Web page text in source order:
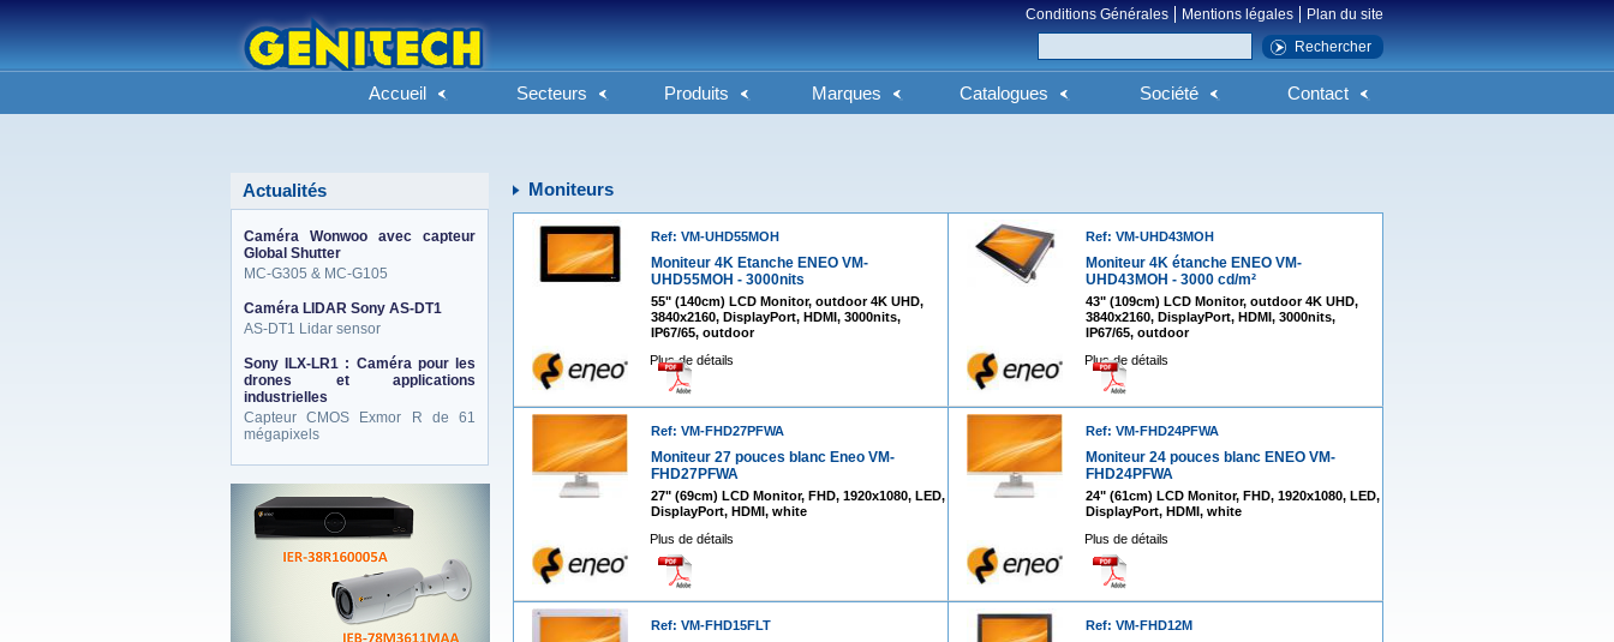
Conditions Générales Mentions légales Plan du site
Accueil Secteurs Produits Marques Catalogues Société Contact
Actualités
Caméra Wonwoo avec capteur
Global Shutter
MC-G305 & MC-G105
Caméra LIDAR Sony AS-DT1
AS-DT1 Lidar sensor
Sony ILX-LR1 : Caméra pour les
drones et applications
industrielles
Capteur CMOS Exmor R de 61
mégapixels
Moniteurs
Ref: VM-UHD55MOH
Moniteur 4K Etanche ENEO VM-
UHD55MOH - 3000nits
55" (140cm) LCD Monitor, outdoor 4K UHD,
3840x2160, DisplayPort, HDMI, 3000nits,
IP67/65, outdoor
Plus de détails
Ref: VM-UHD43MOH
Moniteur 4K étanche ENEO VM-
UHD43MOH - 3000 cd/m²
43" (109cm) LCD Monitor, outdoor 4K UHD,
3840x2160, DisplayPort, HDMI, 3000nits,
IP67/65, outdoor
Plus de détails
Ref: VM-FHD27PFWA
Moniteur 27 pouces blanc Eneo VM-
FHD27PFWA
27" (69cm) LCD Monitor, FHD, 1920x1080, LED,
DisplayPort, HDMI, white
Plus de détails
Ref: VM-FHD24PFWA
Moniteur 24 pouces blanc ENEO VM-
FHD24PFWA
24" (61cm) LCD Monitor, FHD, 1920x1080, LED,
DisplayPort, HDMI, white
Plus de détails
Ref: VM-FHD15FLT Ref: VM-FHD12M